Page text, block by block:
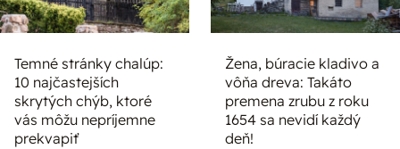
Temné stránky chalúp:
10 najčastejších
skrytých chýb, ktoré
vás môžu nepríjemne
prekvapiť
Žena, búracie kladivo a
vôňa dreva: Takáto
premena zrubu z roku
1654 sa nevidí každý
deň!